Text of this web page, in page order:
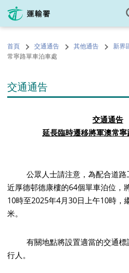
內
的
開
首頁 交通通告 其他通告 新界
常寧路單車泊車處
交通通告
交通通告
延長臨時遷移將軍澳常
公眾人士請注意，為配合道路
近厚德邨德康樓的64個單車泊位，
10時至2025年4月30日上午10時，
米。
有關地點將設置適當的交通標
行人。